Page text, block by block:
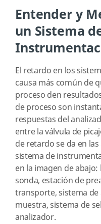
Entender y
un Sistema
El retardo en los
causa más común de
proceso den
de proceso son
respuestas del
entre la válvula de
de retardo se da en
sistema de
en la imagen de
sonda, estación de
transporte, sistema
muestra, sistema de
analizador.